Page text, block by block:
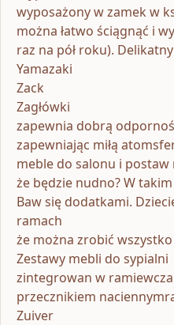
wyposażony w zamek w
można łatwo ściągnąć i
raz na pół roku). Delikatny
Yamazaki
Zack
Zagłówki
zapewnia dobrą
zapewniając miłą
meble do salonu i
że będzie nudno? W
Baw się dodatkami.
ramach
że można zrobić wszystko
Zestawy mebli do sypialni
zintegrowan w
przecznikiem
Zuiver